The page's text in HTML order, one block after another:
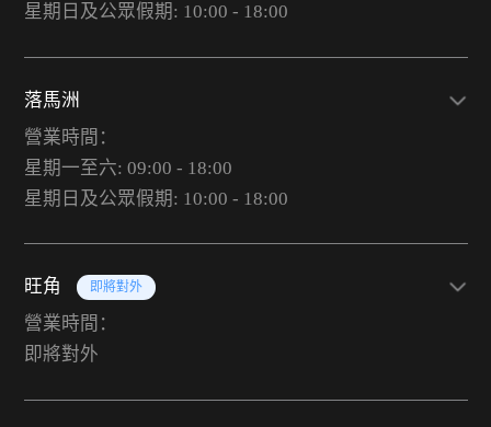
星期日及公眾假期: 10:00 - 18:00
落馬洲
營業時間：
星期一至六: 09:00 - 18:00
星期日及公眾假期: 10:00 - 18:00
旺角 即將對外
營業時間：
即將對外